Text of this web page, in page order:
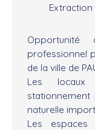
Extraction
professionnel
de la ville de
Les
naturelle
Les